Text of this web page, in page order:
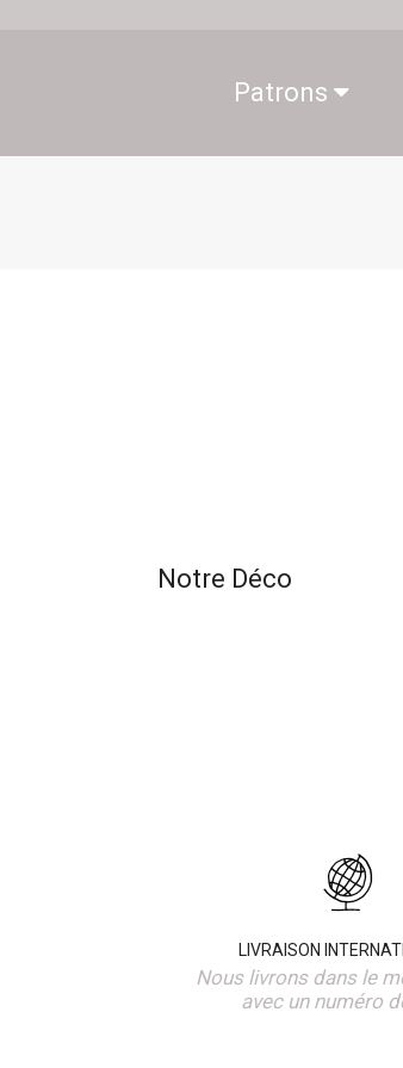
Patrons
Notre Déco
LIVRAISON
Nous livrons dans le
avec un numéro